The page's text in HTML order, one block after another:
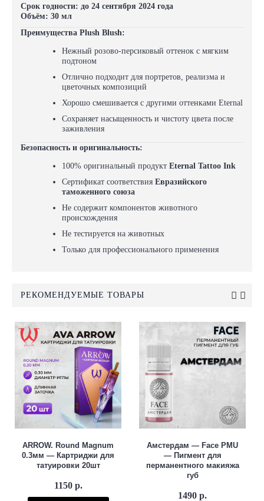
Срок годности: до 24 сентября 2024 года
Объём: 30 мл
Преимущества Plush Blush:
Нежный розово-персиковый оттенок с мягким
подтоном
Отлично подходит для портретов, реализма и
цветочных композиций
Хорошо смешивается с другими оттенками Eternal
Сохраняет насыщенность и чистоту цвета после
заживления
Безопасность и оригинальность:
100% оригинальный продукт Eternal Tattoo Ink
Сертификат соответствия Евразийского
таможенного союза
Не содержит компонентов животного
происхождения
Не тестируется на животных
Только для профессионального применения
РЕКОМЕНДУЕМЫЕ ТОВАРЫ
ARROW. Round Magnum
0.3мм — Картриджи для
татуировки 20шт
1150 р.
Амстердам — Face PMU
— Пигмент для
перманентного макияжа
губ
1490 р.